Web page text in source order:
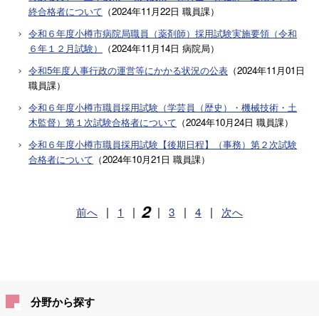
終合格者について （2024年11月22日 職員課）
令和６年度小樽市病院局職員（薬剤師）採用試験実施要領（令和
６年１２月試験）
（2024年11月14日 病院局）
令和5年度人事行政の運営等にかかる状況の公表 （2024年11月01日
職員課）
令和６年度小樽市職員採用試験（学芸員（歴史）・機械技術・土
木監督）第１次試験合格者について （2024年10月24日 職員課）
令和６年度小樽市職員採用試験【後期日程】（事務）第２次試験
合格者について （2024年10月21日 職員課）
前へ | 1 | 2 | 3 | 4 | 次へ
分野から探す